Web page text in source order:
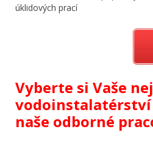
úklidových prací
Vyberte si Vaše
naše odborné